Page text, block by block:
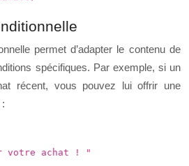
permet d’adapter le contenu de
spécifiques. Par exemple, si un
récent, vous pouvez lui offrir une
votre achat ! "